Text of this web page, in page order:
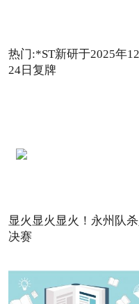
热门:*ST新研于2025年12
24日复牌
显火显火显火！永州队杀
决赛